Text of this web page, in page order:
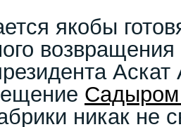
якобы
никак не